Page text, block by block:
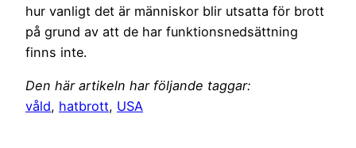
hur vanligt det är människor blir utsatta för brott
på grund av att de har funktionsnedsättning
finns inte.
Den här artikeln har följande taggar:
våld, hatbrott, USA